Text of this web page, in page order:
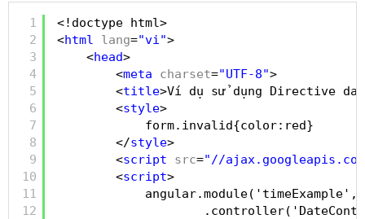
1
2
3
4
5
6
7
8
9
10
11
12
<!doctype html>
<html lang="vi">
<head>
<meta charset="UTF-8">
<title>Ví dụ sử dụng Directive
<style>
form.invalid{color:red}
</style>
<script src="//
<script>